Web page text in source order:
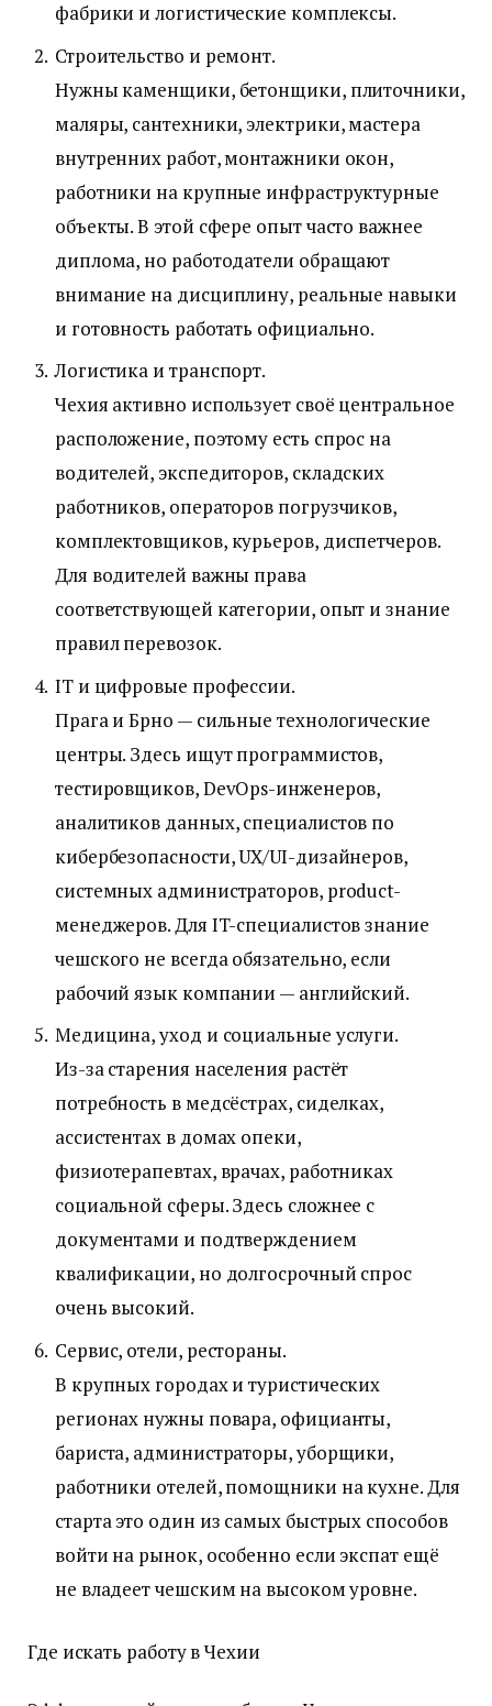
фабрики и логистические комплексы.
Строительство и ремонт.
Нужны каменщики, бетонщики, плиточники,
маляры, сантехники, электрики, мастера
внутренних работ, монтажники окон,
работники на крупные инфраструктурные
объекты. В этой сфере опыт часто важнее
диплома, но работодатели обращают
внимание на дисциплину, реальные навыки
и готовность работать официально.
Логистика и транспорт.
Чехия активно использует своё центральное
расположение, поэтому есть спрос на
водителей, экспедиторов, складских
работников, операторов погрузчиков,
комплектовщиков, курьеров, диспетчеров.
Для водителей важны права
соответствующей категории, опыт и знание
правил перевозок.
IT и цифровые профессии.
Прага и Брно — сильные технологические
центры. Здесь ищут программистов,
тестировщиков, DevOps-инженеров,
аналитиков данных, специалистов по
кибербезопасности, UX/UI-дизайнеров,
системных администраторов, product-
менеджеров. Для IT-специалистов знание
чешского не всегда обязательно, если
рабочий язык компании — английский.
Медицина, уход и социальные услуги.
Из-за старения населения растёт
потребность в медсёстрах, сиделках,
ассистентах в домах опеки,
физиотерапевтах, врачах, работниках
социальной сферы. Здесь сложнее с
документами и подтверждением
квалификации, но долгосрочный спрос
очень высокий.
Сервис, отели, рестораны.
В крупных городах и туристических
регионах нужны повара, официанты,
бариста, администраторы, уборщики,
работники отелей, помощники на кухне. Для
старта это один из самых быстрых способов
войти на рынок, особенно если экспат ещё
не владеет чешским на высоком уровне.
Где искать работу в Чехии